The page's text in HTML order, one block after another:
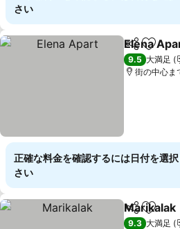
さい
シェアお気
Elena
9.5 大満足
街の中心ま
正確な料金を確認するには日付を選
さい
シェアお気
Marikalak
9.3 大満足